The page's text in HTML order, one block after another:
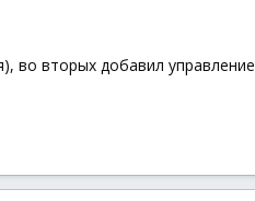
во вторых добавил управление